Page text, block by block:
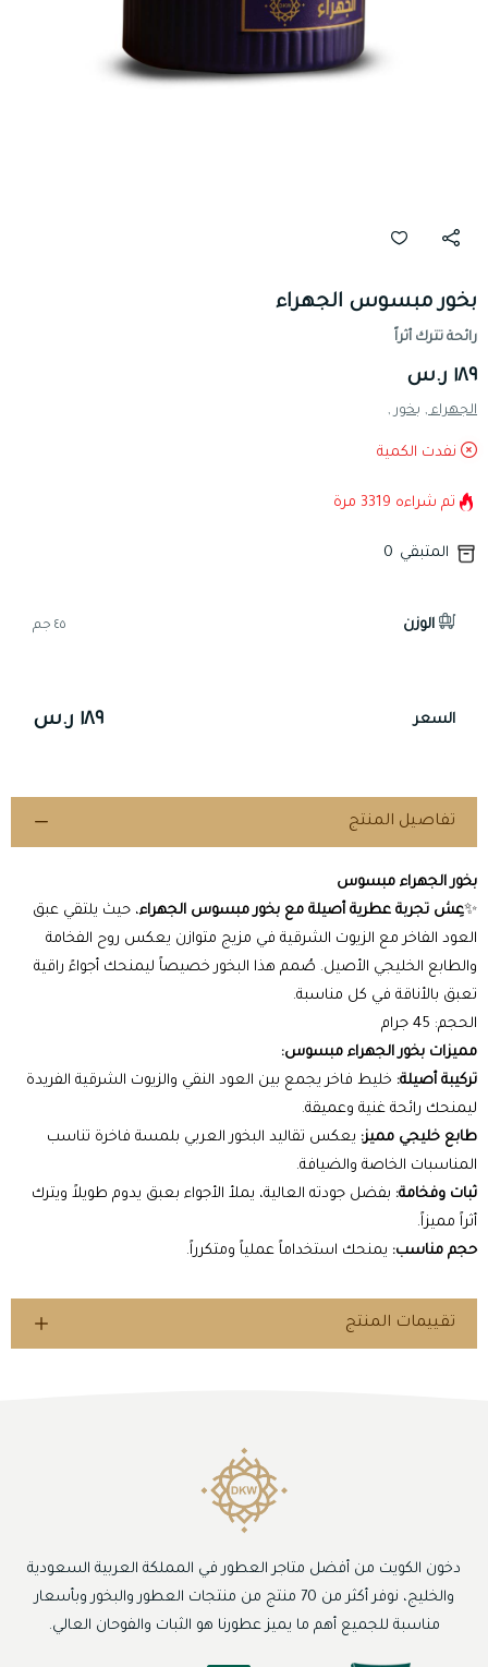
بخور مبسوس الجهراء
رائحة تترك أثراً
١٨٩ ر.س
الجهراء , بخور ,
نفدت الكمية
تم شراءه 3319 مرة
المتبقي 0
الوزن ٤٥ جم
السعر ١٨٩ ر.س
تفاصيل المنتج
بخور الجهراء مبسوس
✨عِش تجربة عطرية أصيلة مع بخور مبسوس الجهراء، حيث يلتقي عبق
العود الفاخر مع الزيوت الشرقية في مزيج متوازن يعكس روح الفخامة
والطابع الخليجي الأصيل. صُمم هذا البخور خصيصاً ليمنحك أجواءً راقية
تعبق بالأناقة في كل مناسبة.
الحجم: 45 جرام
مميزات بخور الجهراء مبسوس:
تركيبة أصيلة: خليط فاخر يجمع بين العود النقي والزيوت الشرقية الفريدة
ليمنحك رائحة غنية وعميقة.
طابع خليجي مميز: يعكس تقاليد البخور العربي بلمسة فاخرة تناسب
المناسبات الخاصة والضيافة.
ثبات وفخامة: بفضل جودته العالية، يملأ الأجواء بعبق يدوم طويلاً ويترك
أثراً مميزاً.
حجم مناسب: يمنحك استخداماً عملياً ومتكرراً.
تقييمات المنتج
دخون الكويت من أفضل متاجر العطور في المملكة العربية السعودية
والخليج، نوفر أكثر من 70 منتج من منتجات العطور والبخور وبأسعار
مناسبة للجميع أهم ما يميز عطورنا هو الثبات والفوحان العالي.